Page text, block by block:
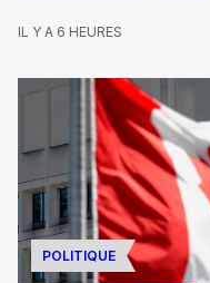
IL Y A 6 HEURES
POLITIQUE